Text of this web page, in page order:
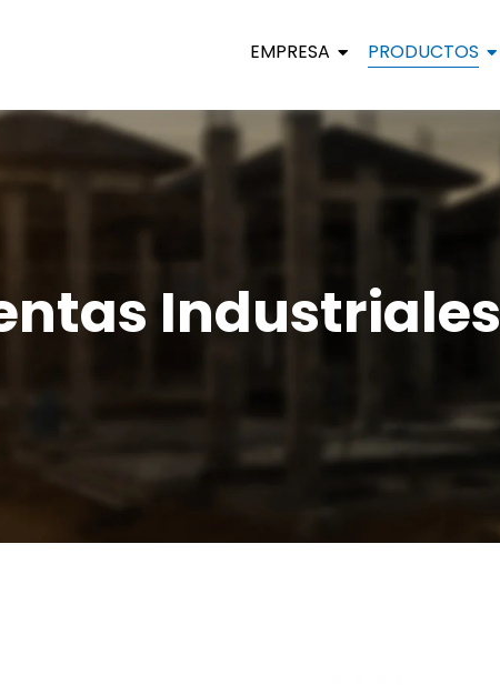
EMPRESA PRODUCTOS
Industriales